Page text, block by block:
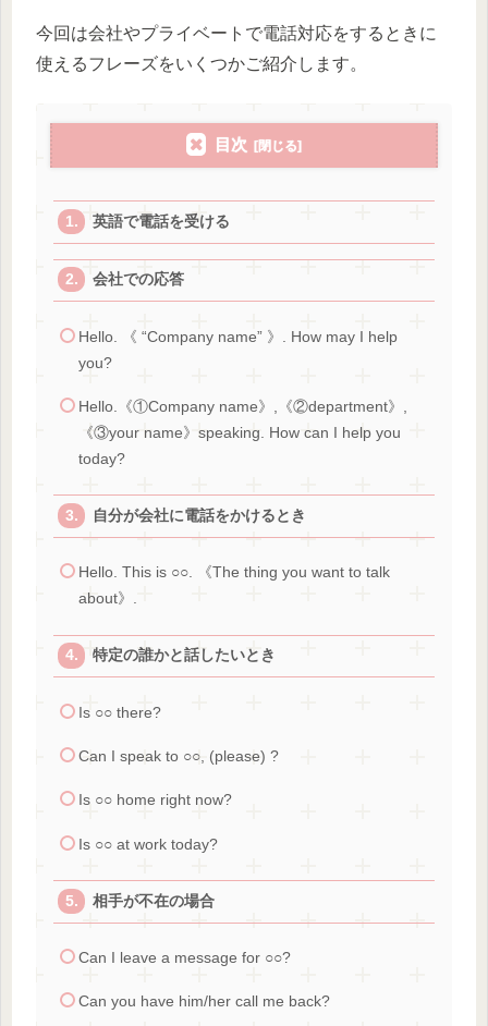
今回は会社やプライベートで電話対応をするときに
使えるフレーズをいくつかご紹介します。
目次
英語で電話を受ける
会社での応答
Hello. 《 “Company name” 》. How may I help
you?
Hello.《①Company name》,《②department》,
《③your name》speaking. How can I help you
today?
自分が会社に電話をかけるとき
Hello. This is ○○. 《The thing you want to talk
about》.
特定の誰かと話したいとき
Is ○○ there?
Can I speak to ○○, (please) ?
Is ○○ home right now?
Is ○○ at work today?
相手が不在の場合
Can I leave a message for ○○?
Can you have him/her call me back?